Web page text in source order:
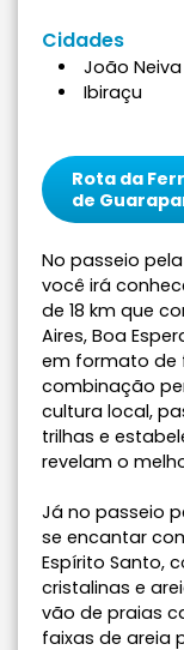
Cidades
João Neiva
Ibiraçu
Rota da
de
No passeio
você irá
de 18 km que
Aires, Boa
em formato de
combinação
cultura local,
trilhas e
revelam o
Já no passeio
se encantar
Espírito Santo,
cristalinas e
vão de praias
faixas de areia